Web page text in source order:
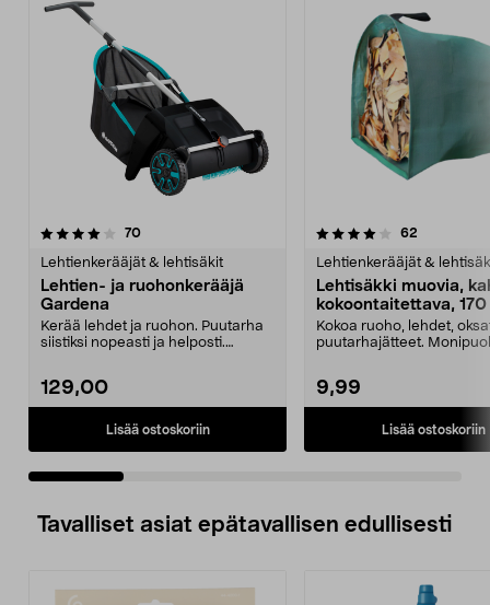
70arvostelut
Lehtienkerääjät & lehtisäkit
Lehtien- ja ruohonkerääjä
Gardena
Kerää lehdet ja ruohon. Puutarha
siistiksi nopeasti ja helposti.
129,00
Lisää ostoskoriin
4.0 viidestä
62
Lehtienkerääjät &
Lehtisäkki muovia,
kokoontaitettava,
Kokoa ruoho, lehdet,
puutarhajätteet.
9,99
Lisää ostoskoriin
4.5 viidestä
Tavalliset asiat epätavallisen edullisesti